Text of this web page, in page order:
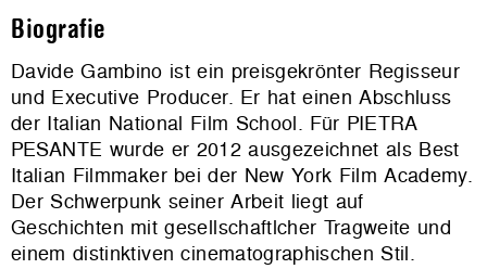
Biografie
Davide Gambino ist ein preisgekrönter Regisseur
und Executive Producer. Er hat einen Abschluss
der Italian National Film School. Für PIETRA
PESANTE wurde er 2012 ausgezeichnet als Best
Italian Filmmaker bei der New York Film Academy.
Der Schwerpunk seiner Arbeit liegt auf
Geschichten mit gesellschaftlcher Tragweite und
einem distinktiven cinematographischen Stil.